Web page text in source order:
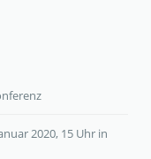
2020, 15 Uhr in